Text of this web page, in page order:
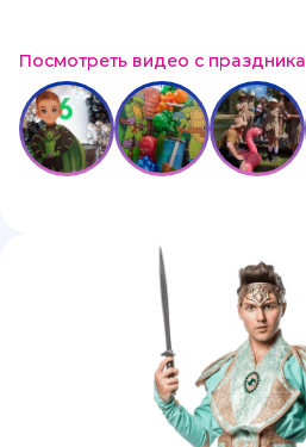
Посмотреть видео с праздника